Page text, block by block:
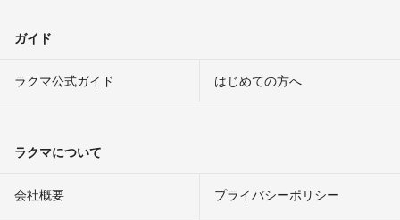
ガイド
ラクマ公式ガイド はじめての方へ
ラクマについて
会社概要 プライバシーポリシー